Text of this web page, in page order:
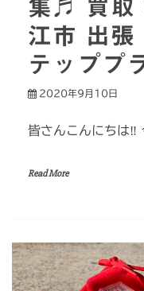
集♬ 買取
江市 出張
テッププ
2020年9月10日
皆さんこんにちは‼
Read More